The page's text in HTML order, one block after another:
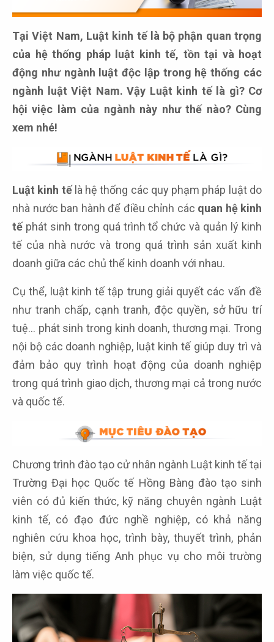
Tại Việt Nam, Luật kinh tế là bộ phận quan trọng
của hệ thống pháp luật kinh tế, tồn tại và hoạt
động như ngành luật độc lập trong hệ thống các
ngành luật Việt Nam. Vậy Luật kinh tế là gì? Cơ
hội việc làm của ngành này như thế nào? Cùng
xem nhé!
Luật kinh tếlà hệ thống các quy phạm pháp luật do
nhà nước ban hành để điều chỉnh các quan hệ kinh
tế phát sinh trong quá trình tổ chức và quản lý kinh
tế của nhà nước và trong quá trình sản xuất kinh
doanh giữa các chủ thể kinh doanh với nhau.
Cụ thể, luật kinh tế tập trung giải quyết các vấn đề
như tranh chấp, cạnh tranh, độc quyền, sở hữu trí
tuệ… phát sinh trong kinh doanh, thương mại. Trong
nội bộ các doanh nghiệp, luật kinh tế giúp duy trì và
đảm bảo quy trình hoạt động của doanh nghiệp
trong quá trình giao dịch, thương mại cả trong nước
và quốc tế.
Chương trình đào tạo cử nhân ngành Luật kinh tế tại
Trường Đại học Quốc tế Hồng Bàng đào tạo sinh
viên có đủ kiến thức, kỹ năng chuyên ngành Luật
kinh tế, có đạo đức nghề nghiệp, có khả năng
nghiên cứu khoa học, trình bày, thuyết trình, phản
biện, sử dụng tiếng Anh phục vụ cho môi trường
làm việc quốc tế.